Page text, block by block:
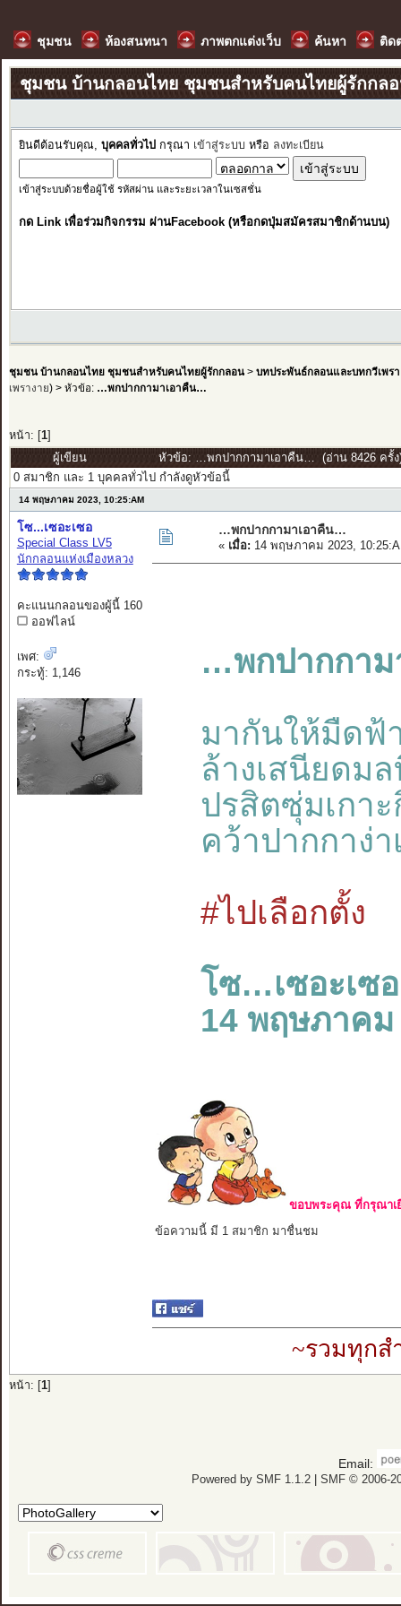
ชุมชน ห้องสนทนา ภาพตกแต่งเว็บ ค้นหา ติด
ชุมชน บ้านกลอนไทย ชุมชนสำหรับคนไทยผู้รักกล
ยินดีต้อนรับคุณ, บุคคลทั่วไป กรุณา เข้าสู่ระบบ หรือ ลงทะเบียน
เข้าสู่ระบบด้วยชื่อผู้ใช้ รหัสผ่าน และระยะเวลาในเซสชั่น
กด Link เพื่อร่วมกิจกรรม ผ่านFacebook (หรือกดปุ่มสมัครสมาชิกด้านบน)
ชุมชน บ้านกลอนไทย ชุมชนสำหรับคนไทยผู้รักกลอน> บทประพันธ์กลอนและบทกวีเพรา
เพรางาย) > หัวข้อ: …พกปากกามาเอาคืน…
หน้า: [ 1]
ผู้เขียน
หัวข้อ: …พกปากกามาเอาคืน… (อ่าน 8426 ครั้ง
0 สมาชิก และ 1 บุคคลทั่วไป กำลังดูหัวข้อนี้
14 พฤษภาคม 2023, 10:25:AM
โซ...เซอะเซอ
Special Class LV5
นักกลอนแห่งเมืองหลวง
คะแนนกลอนของผู้นี้ 160
ออฟไลน์
เพศ:
กระทู้: 1,146
…พกปากกามาเอาคืน…
« เมื่อ: 14 พฤษภาคม 2023,
…พกปากกา
มากันให้มืด
ล้างเสนียด
ปรสิตซุ่มเก
คว้าปากกา
#ไปเลือกตั้ง
โซ…เซอะเซอ
14 พฤษภาคม
ขอบพระคุณ ที่กรุณาเ
ข้อความนี้ มี 1 สมาชิก มาชื่นชม
~รวมทุกส
หน้า: [ 1]
Email:
Powered by SMF 1.1.2| SMF © 2006-